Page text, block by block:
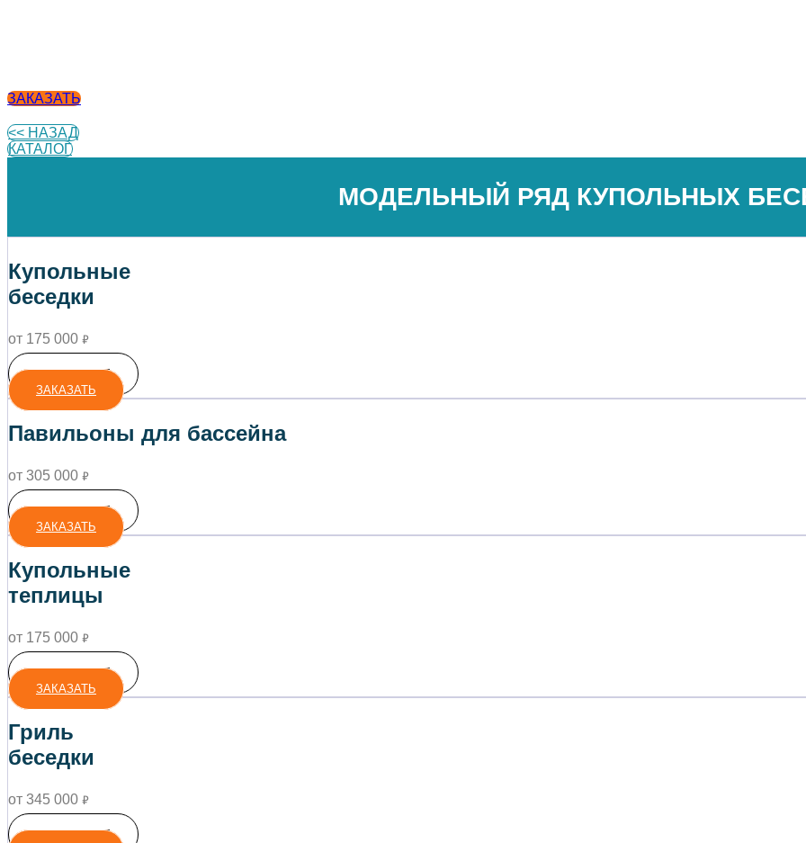
ЗАКАЗАТЬ
<< НАЗАД
КАТАЛОГ
МОДЕЛЬНЫЙ РЯД КУПОЛЬНЫХ
Купольные
беседки
от 175 000 ₽
ПОДРОБНЕЕ
ЗАКАЗАТЬ
Павильоны для бассейна
от 305 000 ₽
ПОДРОБНЕЕ
ЗАКАЗАТЬ
Купольные
теплицы
от 175 000 ₽
ПОДРОБНЕЕ
ЗАКАЗАТЬ
Гриль
беседки
от 345 000 ₽
ПОДРОБНЕЕ